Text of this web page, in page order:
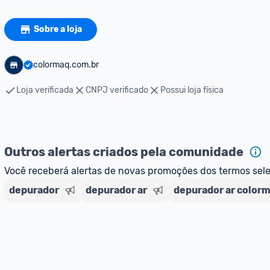
Sobre a loja
colormaq.com.br
Loja verificada CNPJ verificado Possui loja física
Outros alertas criados pela comunidade
Você receberá alertas de novas promoções dos termos
depurador
depurador ar depurador ar